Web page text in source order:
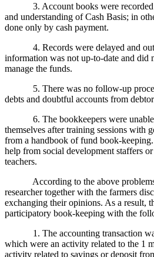
3. Account books were recorded
and understanding of Cash Basis; in
done only by cash payment.
4. Records were delayed and
information was not up-to-date and did
manage the funds.
5. There was no follow-up
debts and doubtful accounts from
6. The bookkeepers were unable
themselves after training sessions with
from a handbook of fund book-
help from social development staffers
teachers.
According to the above problems
researcher together with the farmers
exchanging their opinions. As a result,
participatory book-keeping with the
1. The accounting transaction
which were an activity related to the 1
activity related to savings or deposit